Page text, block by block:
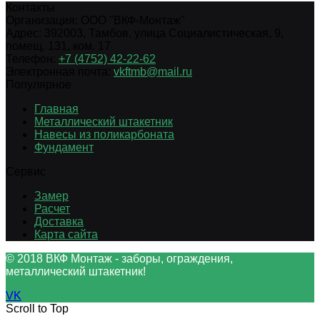
+7 (4752) 42-22-62
vkftmb@mail.ru
Главная
Металлический штакетник
Навесы из поликарбоната
Фундамент
Замер
Расчет
Доставка
Карта сайта
© 2018 ВКФ Монтаж - заборы, ограждения,
металлический штакетник!
VK
Scroll to Top